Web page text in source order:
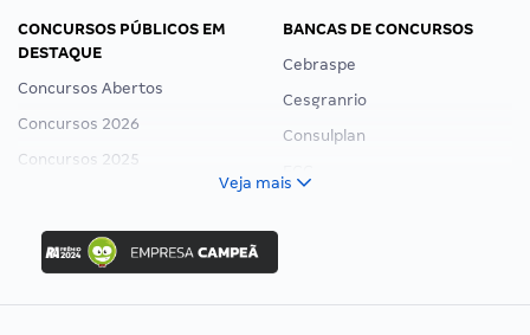
CONCURSOS PÚBLICOS EM
DESTAQUE
Concursos Abertos
Concursos 2026
Concursos 2025
Concurso Ibama
Concurso MPU
Editais publicados
BANCAS DE CONCURSOS
Cebraspe
Cesgranrio
Consulplan
Veja mais